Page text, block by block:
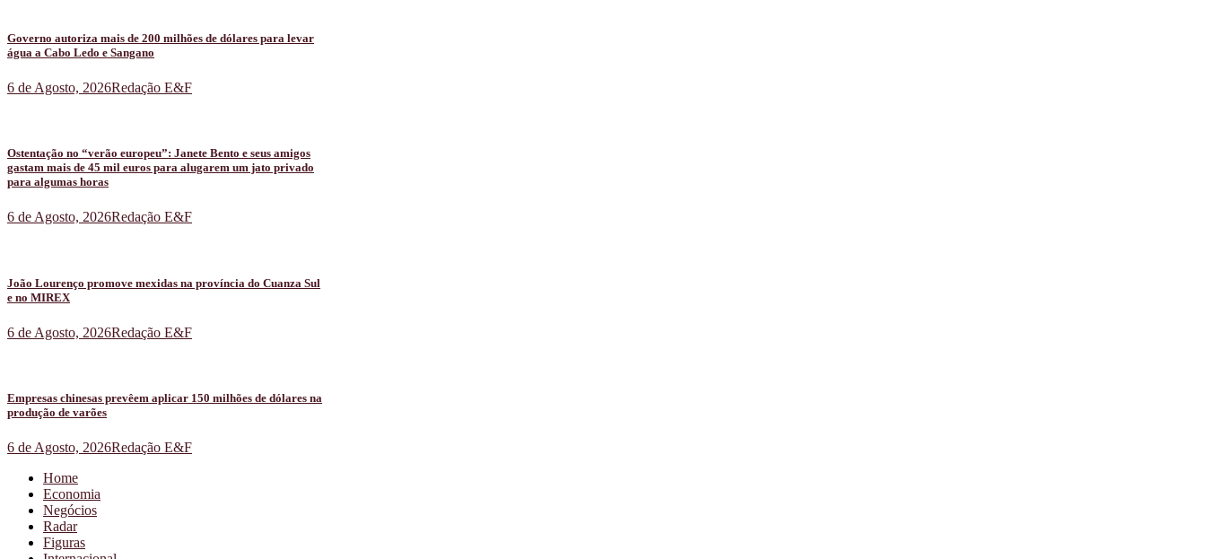
Governo autoriza mais de 200 milhões de dólares para levar
água a Cabo Ledo e Sangano
6 de Agosto, 2026Redação E&F
Ostentação no “verão europeu”: Janete Bento e seus amigos
gastam mais de 45 mil euros para alugarem um jato privado
para algumas horas
6 de Agosto, 2026Redação E&F
João Lourenço promove mexidas na província do Cuanza Sul
e no MIREX
6 de Agosto, 2026Redação E&F
Empresas chinesas prevêem aplicar 150 milhões de dólares na
produção de varões
6 de Agosto, 2026Redação E&F
Home
Economia
Negócios
Radar
Figuras